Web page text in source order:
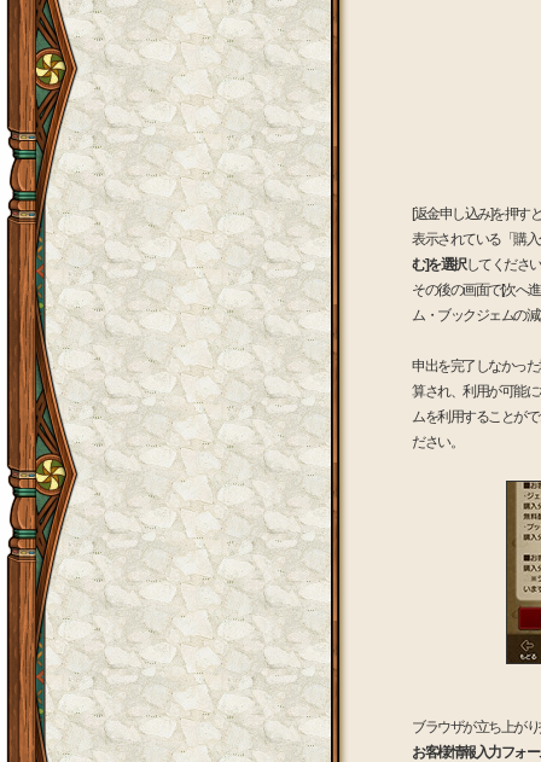
[返金申し込み]を押す
表示されている「購
む]を選択してくださ
その後の画面で[次へ
ム・ブックジェムの
申出を完了しなかっ
算され、利用が可能
ムを利用することが
ださい。
ブラウザが立ち上が
お客様情報入力フォ